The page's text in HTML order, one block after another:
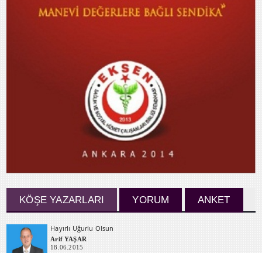
KÖŞE YAZARLARI YORUM ANKET
Hayırlı Uğurlu Olsun
Arif YAŞAR
18.06.2015